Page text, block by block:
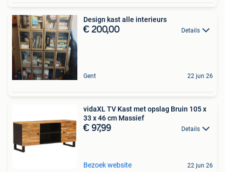
Design kast alle interieurs
€ 200,00 Details
Gent 22 jun 26
vidaXL TV Kast met opslag Bruin 105 x
33 x 46 cm Massief
€ 97,99 Details
Bezoek website 22 jun 26